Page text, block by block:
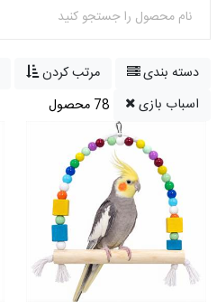
دسته بندی مرتب کردن
اسباب بازی
78 محصول